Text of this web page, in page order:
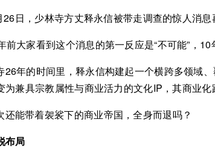
日，少林寺方丈释永信被带走调查的惊人消息
前大家看到这个消息的第一反应是“不可能”，10
26年的时间里，释永信构建起一个横跨多领域
为兼具宗教属性与商业活力的文化IP，其商业化
还能带着袈裟下的商业帝国，全身而退吗？
布局